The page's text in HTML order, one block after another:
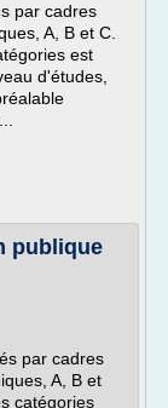
par cadres
A, B et C.
est
d'études,
publique
par cadres
A, B et
catégories